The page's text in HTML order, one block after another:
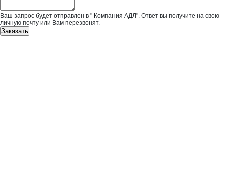
Ваш запрос будет отправлен в " Компания АДЛ". Ответ вы получите на свою
личную почту или Вам перезвонят.
Заказать